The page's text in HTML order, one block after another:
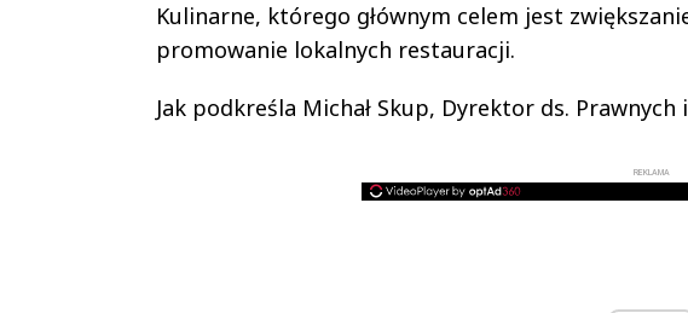
Kulinarne, którego głównym celem jest
promowanie lokalnych restauracji.
Jak podkreśla Michał Skup, Dyrektor ds. Prawnych
REKLAMA